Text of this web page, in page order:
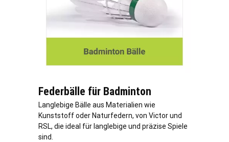
Federbälle für Badminton
Langlebige Bälle aus Materialien wie
Kunststoff oder Naturfedern, von Victor und
RSL, die ideal für langlebige und präzise Spiele
sind.